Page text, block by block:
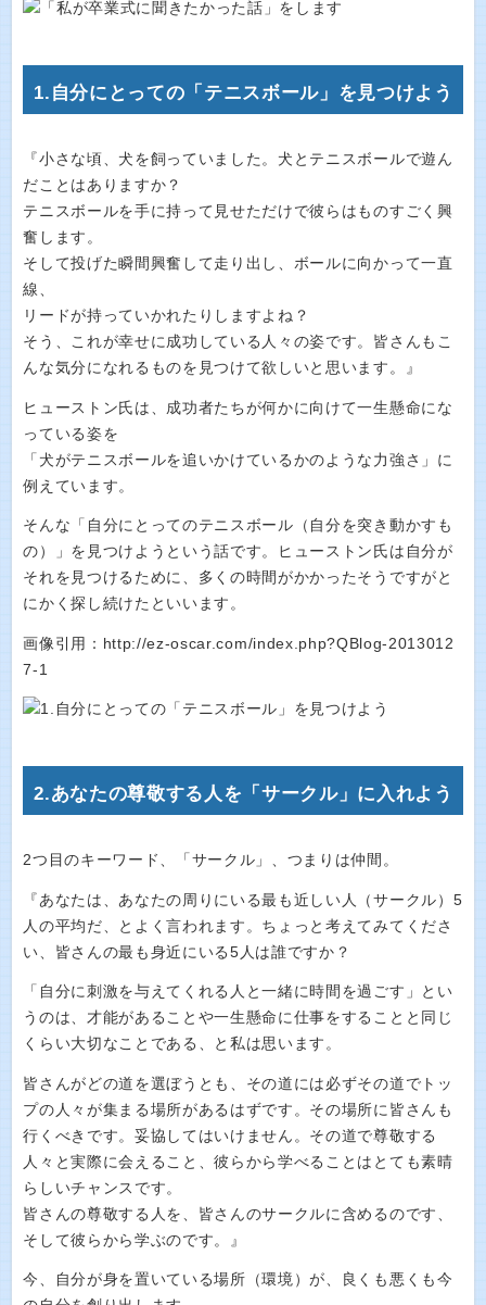
1.自分にとっての「テニスボール」を見つけよう
『小さな頃、犬を飼っていました。犬とテニスボールで遊ん
だことはありますか？
テニスボールを手に持って見せただけで彼らはものすごく興
奮します。
そして投げた瞬間興奮して走り出し、ボールに向かって一直
線、
リードが持っていかれたりしますよね？
そう、これが幸せに成功している人々の姿です。皆さんもこ
んな気分になれるものを見つけて欲しいと思います。』
ヒューストン氏は、成功者たちが何かに向けて一生懸命にな
っている姿を
「犬がテニスボールを追いかけているかのような力強さ」に
例えています。
そんな「自分にとってのテニスボール（自分を突き動かすも
の）」を見つけようという話です。ヒューストン氏は自分が
それを見つけるために、多くの時間がかかったそうですがと
にかく探し続けたといいます。
画像引用：http://ez-oscar.com/index.php?QBlog-2013012
7-1
2.あなたの尊敬する人を「サークル」に入れよう
2つ目のキーワード、「サークル」、つまりは仲間。
『あなたは、あなたの周りにいる最も近しい人（サークル）5
人の平均だ、とよく言われます。ちょっと考えてみてくださ
い、皆さんの最も身近にいる5人は誰ですか？
「自分に刺激を与えてくれる人と一緒に時間を過ごす」とい
うのは、才能があることや一生懸命に仕事をすることと同じ
くらい大切なことである、と私は思います。
皆さんがどの道を選ぼうとも、その道には必ずその道でトッ
プの人々が集まる場所があるはずです。その場所に皆さんも
行くべきです。妥協してはいけません。その道で尊敬する
人々と実際に会えること、彼らから学べることはとても素晴
らしいチャンスです。
皆さんの尊敬する人を、皆さんのサークルに含めるのです、
そして彼らから学ぶのです。』
今、自分が身を置いている場所（環境）が、良くも悪くも今